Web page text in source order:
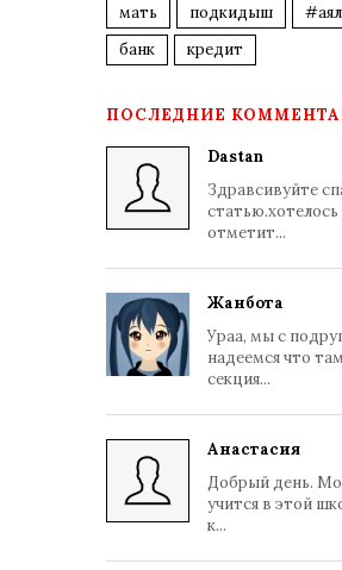
мать подкидыш
банк
кредит
ПОСЛЕДНИЕ
Dastan
Здравсивуйте
отметит...
Жанбота
Ураа, мы с
надеемся что
секция...
Анастасия
Добрый день.
учится в этой
к...